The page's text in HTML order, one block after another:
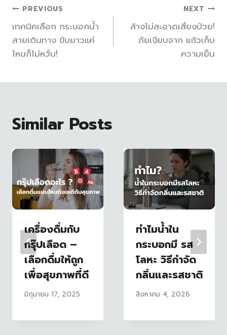
แนะแนว
เรื่อง
PREVIOUS
เทคนิคเลือก กระบอกน้ำ
สายเดินทาง ขับยาวแค่
ไหนก็ไม่หวั่น!
NEXT
ล้างไม่สะอาดเสี่ยงป่วย!
ภัยเงียบจาก แก้วเก็บ
ความเย็น
Similar Posts
เครื่องดื่มกับ
กรุ๊ปเลือด –
เลือกดื่มให้ถูก
เพื่อสุขภาพที่ดี
มิถุนายน 17, 2025
ทำไมน้ำใน
กระบอกมี รส
โลหะ วิธีกำจัด
กลิ่นและรสชาติ
สิงหาคม 4, 2026